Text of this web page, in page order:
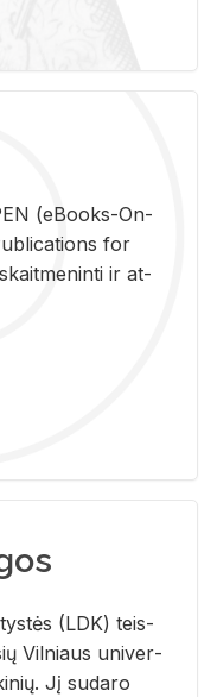
(eBo­oks-On-
for
ir at­
(LDK) teis­
Vil­niaus uni­ver­
Jį su­da­ro